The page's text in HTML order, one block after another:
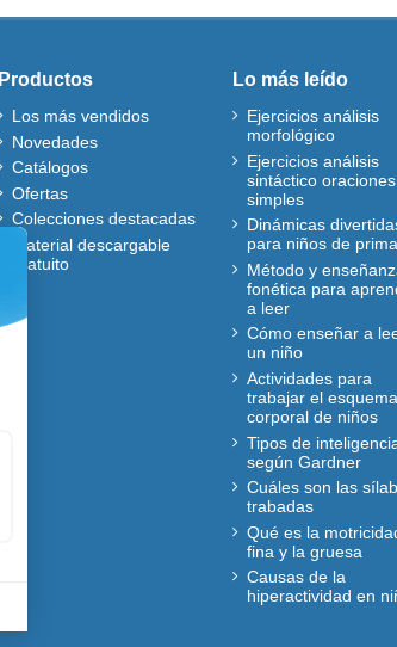
Productos
Los más vendidos
Novedades
Catálogos
Ofertas
Colecciones destacadas
Material descargable
gratuito
Lo más leído
Ejercicios análisis
morfológico
Ejercicios análisis
sintáctico oraciones
simples
Dinámicas
para niños de
Método y
fonética para
a leer
Cómo enseñar a
un niño
Actividades para
trabajar el esquema
corporal de niños
Tipos de
según Gardner
Cuáles son las
trabadas
Qué es la
fina y la gruesa
Causas de la
hiperactividad en